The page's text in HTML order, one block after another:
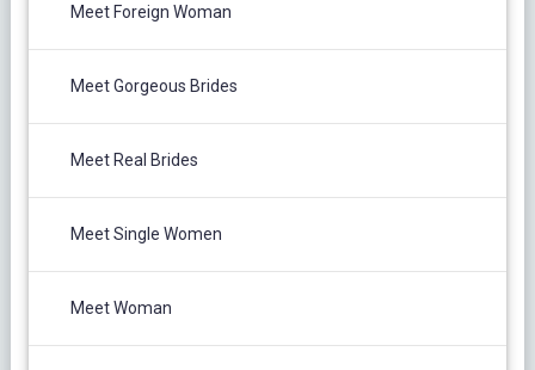
Meet Foreign Woman
Meet Gorgeous Brides
Meet Real Brides
Meet Single Women
Meet Woman